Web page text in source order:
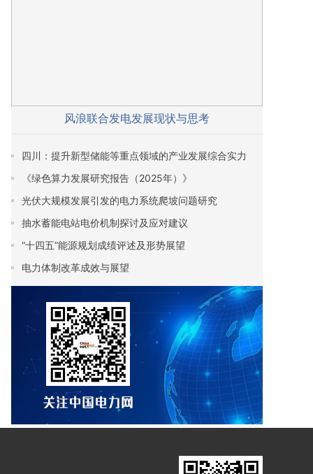
风浪联合发电发展现状与思考
四川：提升新型储能等重点领域的产业发展综合实力
《绿色算力发展研究报告（2025年）》
光伏大规模发展引发的电力系统爬坡问题研究
抽水蓄能电站电价机制探讨及应对建议
“十四五”能源规划成绩评述及形势展望
电力体制改革成效与展望